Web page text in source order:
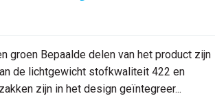
groen Bepaalde delen van het product zijn
de lichtgewicht stofkwaliteit 422 en
zijn in het design geïntegreer...